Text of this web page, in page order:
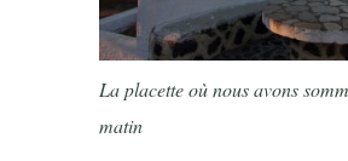
La placette où nous avons
matin